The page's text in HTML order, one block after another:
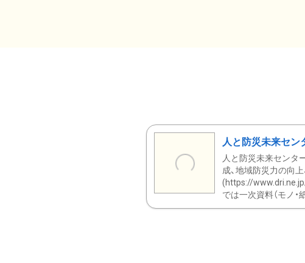
人と防災未来セ
人と防災未来センタ
成、地域防災力の向
(https://
では一次資料（モノ・